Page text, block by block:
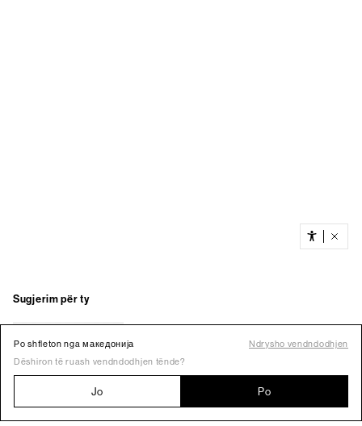
Po shfleton nga македонија
Ndrysho vendndodhjen
Dëshiron të ruash vendndodhjen tënde?
Jo Po